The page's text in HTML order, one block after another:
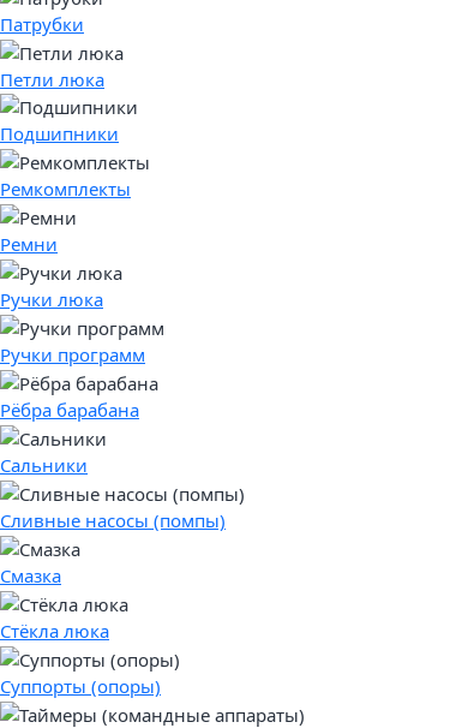
Патрубки
Петли люка
Подшипники
Ремкомплекты
Ремни
Ручки люка
Ручки программ
Рёбра барабана
Сальники
Сливные насосы (помпы)
Смазка
Стёкла люка
Суппорты (опоры)